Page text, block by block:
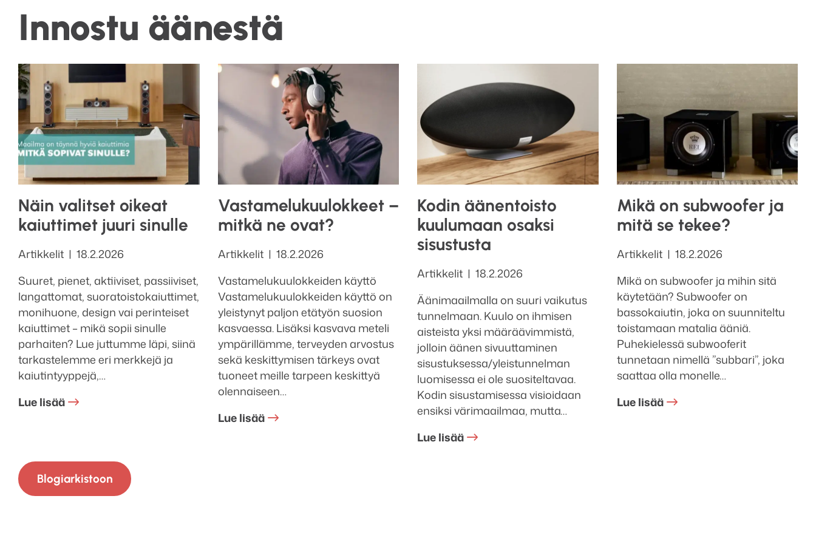
Innostu äänestä
Näin valitset oikeat
kaiuttimet juuri sinulle
Kategoriat
Artikkelit Julkaistu
18.2.2026
Suuret, pienet, aktiiviset, passiiviset,
langattomat, suoratoistokaiuttimet,
monihuone, design vai perinteiset
kaiuttimet – mikä sopii sinulle
parhaiten? Lue juttumme läpi, siinä
tarkastelemme eri merkkejä ja
kaiutintyyppejä,…
Lue lisää
Vastamelukuulokkeet –
mitkä ne ovat?
Kategoriat
Artikkelit Julkaistu
18.2.2026
Vastamelukuulokkeiden käyttö
Vastamelukuulokkeiden käyttö on
yleistynyt paljon etätyön suosion
kasvaessa. Lisäksi kasvava meteli
ympärillämme, terveyden arvostus
sekä keskittymisen tärkeys ovat
tuoneet meille tarpeen keskittyä
olennaiseen…
Lue lisää
Kodin äänentoisto
kuulumaan osaksi
sisustusta
Kategoriat
Artikkelit Julkaistu
18.2.2026
Äänimaailmalla on suuri vaikutus
tunnelmaan. Kuulo on ihmisen
aisteista yksi määräävimmistä,
jolloin äänen sivuuttaminen
sisustuksessa/yleistunnelman
luomisessa ei ole suositeltavaa.
Kodin sisustamisessa visioidaan
ensiksi värimaailmaa, mutta…
Lue lisää
Mikä on subwoofer ja
mitä se tekee?
Kategoriat
Artikkelit Julkaistu
18.2.2026
Mikä on subwoofer ja mihin sitä
käytetään? Subwoofer on
bassokaiutin, joka on suunniteltu
toistamaan matalia ääniä.
Puhekielessä subwooferit
tunnetaan nimellä ”subbari”, joka
saattaa olla monelle…
Lue lisää
Blogiarkistoon